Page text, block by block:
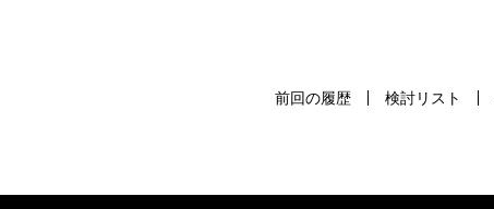
前回の履歴 検討リスト